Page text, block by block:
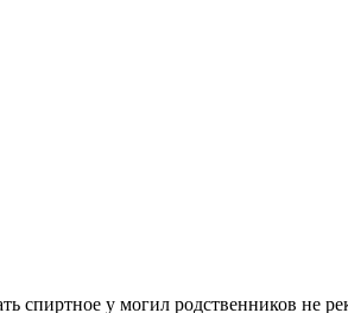
спиртное у могил родственников не